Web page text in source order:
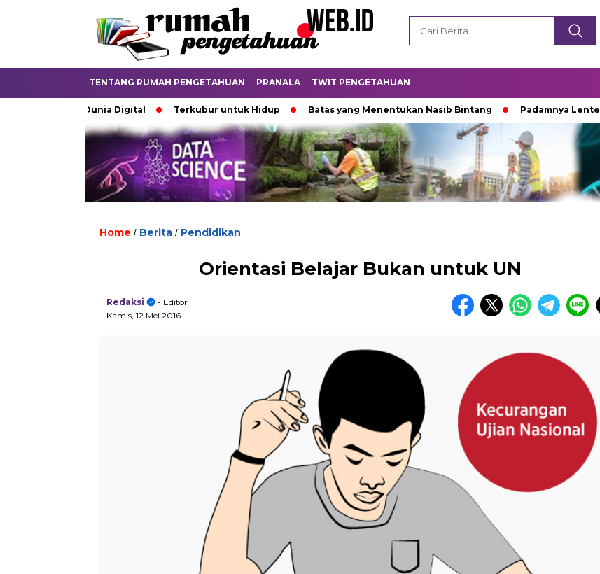
TENTANG RUMAH PENGETAHUAN PRANALA TWIT PENGETAHUAN
di Dunia Digital Terkubur untuk Hidup Batas yang Menentukan Nasib Bintang Padamnya Lentera Malam
Home / Berita / Pendidikan
Orientasi Belajar Bukan untuk UN
Redaksi
- Editor
Kamis, 12 Mei 2016